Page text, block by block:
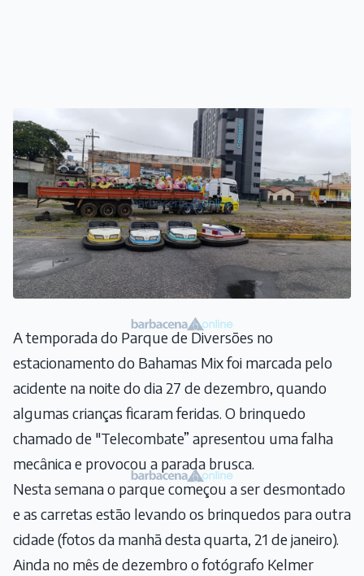
A temporada do Parque de Diversões no
estacionamento do Bahamas Mix foi marcada pelo
acidente na noite do dia 27 de dezembro, quando
algumas crianças ficaram feridas. O brinquedo
chamado de "Telecombate” apresentou uma falha
mecânica e provocou a parada brusca.
Nesta semana o parque começou a ser desmontado
e as carretas estão levando os brinquedos para outra
cidade (fotos da manhã desta quarta, 21 de janeiro).
Ainda no mês de dezembro o fotógrafo Kelmer